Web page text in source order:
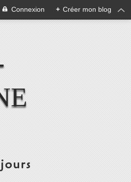
Connexion + Créer mon blog